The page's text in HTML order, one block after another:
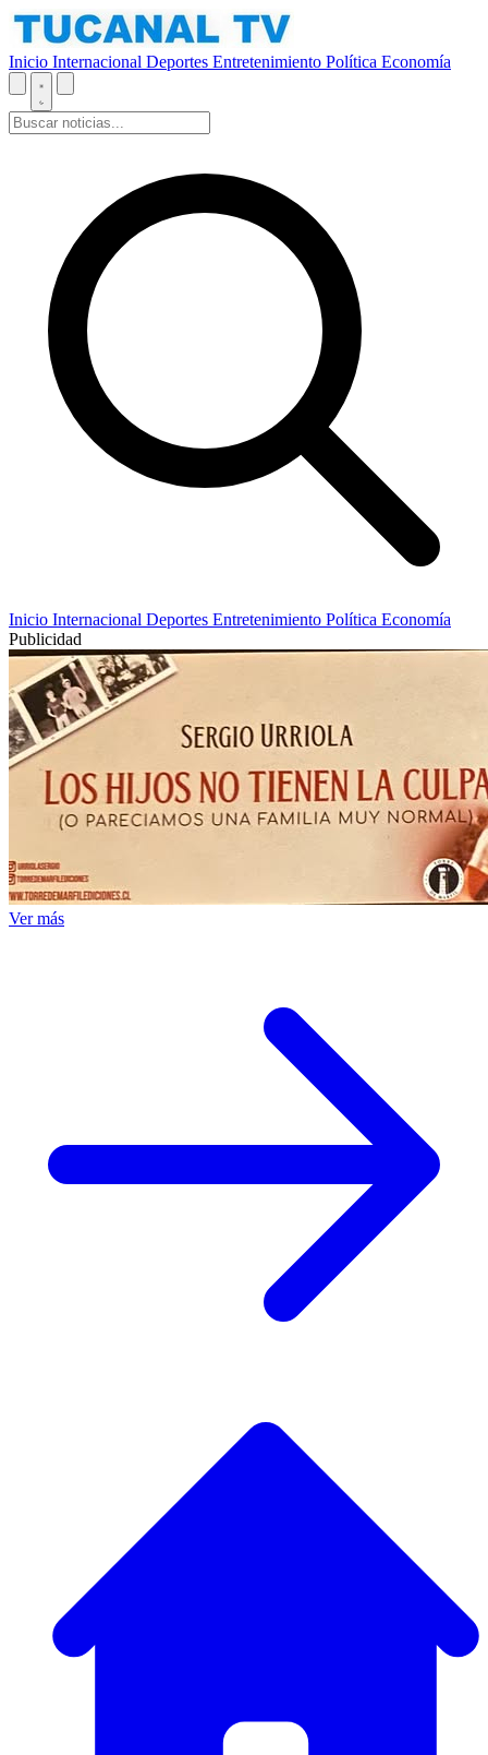
Inicio Internacional Deportes Entretenimiento Política Economía
Inicio Internacional Deportes Entretenimiento Política Economía
Publicidad
Ver más